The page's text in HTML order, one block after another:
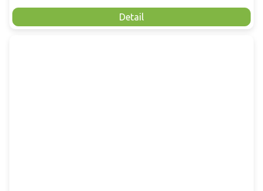
Detail